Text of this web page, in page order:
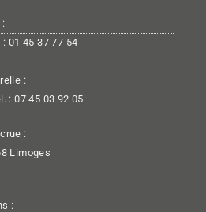
:
01 45 37 77 54
:
: 07 45 03 92 05
:
Limoges
: